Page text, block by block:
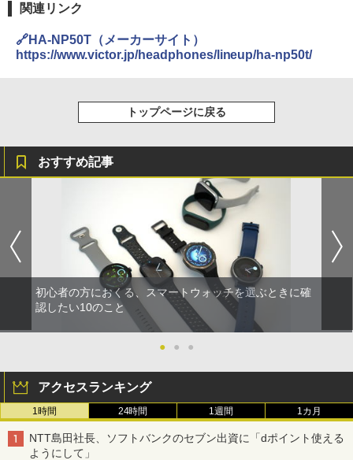
関連リンク
🔗HA-NP50T（メーカーサイト）
https://www.victor.jp/headphones/lineup/ha-np50t/
トップページに戻る
おすすめ記事
初心者の方におくる、スマートウォッチを選ぶときに確
認したい10のこと
● ● ●
アクセスランキング
1時間 24時間 1週間 1カ月
NTT島田社長、ソフトバンクのセブン出資に「dポイント使える
ようにして」